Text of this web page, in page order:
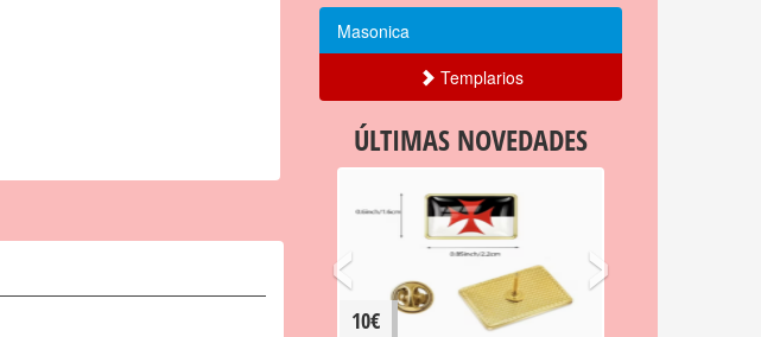
Masonica
Templarios
ÚLTIMAS NOVEDADES
10€
‹ ›